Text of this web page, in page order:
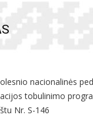
nacionalinės
tobulinimo
Nr. S-146